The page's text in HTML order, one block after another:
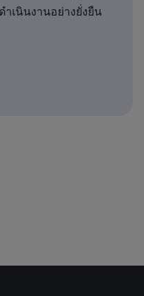
ำเนินงานอย่างยั่งยืน